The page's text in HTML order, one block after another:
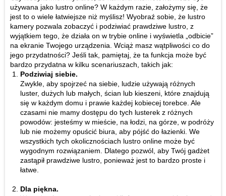
używana jako lustro online? W każdym razie, założymy się, że
jest to o wiele łatwiejsze niż myślisz! Wyobraź sobie, że lustro
kamery pozwala zobaczyć i podziwiać prawdziwe lustro, z
wyjątkiem tego, że działa on w trybie online i wyświetla „odbicie”
na ekranie Twojego urządzenia. Wciąż masz wątpliwości co do
jego przydatności? Jeśli tak, pamiętaj, że ta funkcja może być
bardzo przydatna w kilku scenariuszach, takich jak:
Podziwiaj siebie.
Zwykle, aby spojrzeć na siebie, ludzie używają różnych
luster, dużych lub małych, ścian lub kieszeni, które znajdują
się w każdym domu i prawie każdej kobiecej torebce. Ale
czasami nie mamy dostępu do tych lusterek z różnych
powodów: jesteśmy w mieście, na łodzi, na górze, w podróży
lub nie możemy opuścić biura, aby pójść do łazienki. We
wszystkich tych okolicznościach lustro online może być
wygodnym rozwiązaniem. Dlatego pozwól, aby Twój gadżet
zastąpił prawdziwe lustro, ponieważ jest to bardzo proste i
łatwe.
Dla piękna.